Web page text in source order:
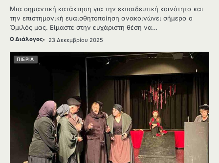
Μια σημαντική κατάκτηση για την εκπαιδευτική κοινότητα και
την επιστημονική ευαισθητοποίηση ανακοινώνει σήμερα ο
Όμιλός μας. Είμαστε στην ευχάριστη θέση να…
Ο Διάλογος 23 Δεκεμβρίου 2025
ΠΙΕΡΙΑ